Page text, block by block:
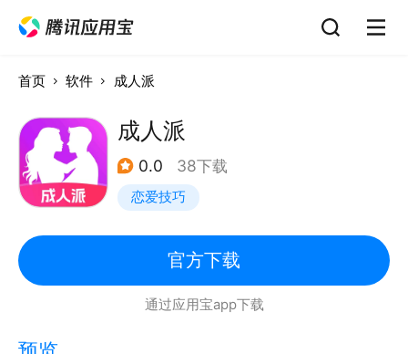
首页 软件 成人派
成人派
0.0 38下载
恋爱技巧
官方下载
通过应用宝app下载